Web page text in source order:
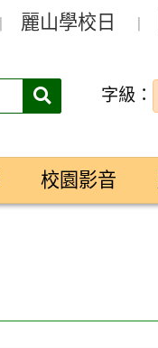
麗山學校日
搜
字級：
校園影音